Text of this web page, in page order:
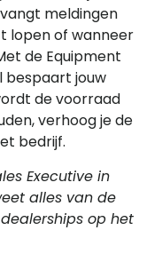
meldingen
lopen of wanneer
de Equipment
bespaart jouw
de voorraad
verhoog je de
bedrijf.
Executive in
alles van de
op het